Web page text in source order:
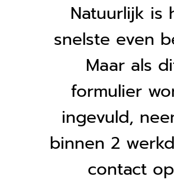
Natuurlijk is
snelste even
Maar als
formulier
ingevuld,
binnen 2
contact